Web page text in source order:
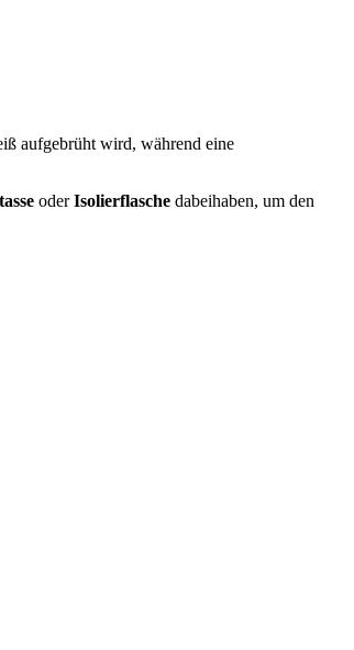
aufgebrüht wird, während eine
oderIsolierflasche dabeihaben, um den